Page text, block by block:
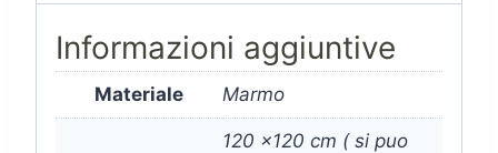
Informazioni aggiuntive
Materiale Marmo
120 x120 cm ( si puo